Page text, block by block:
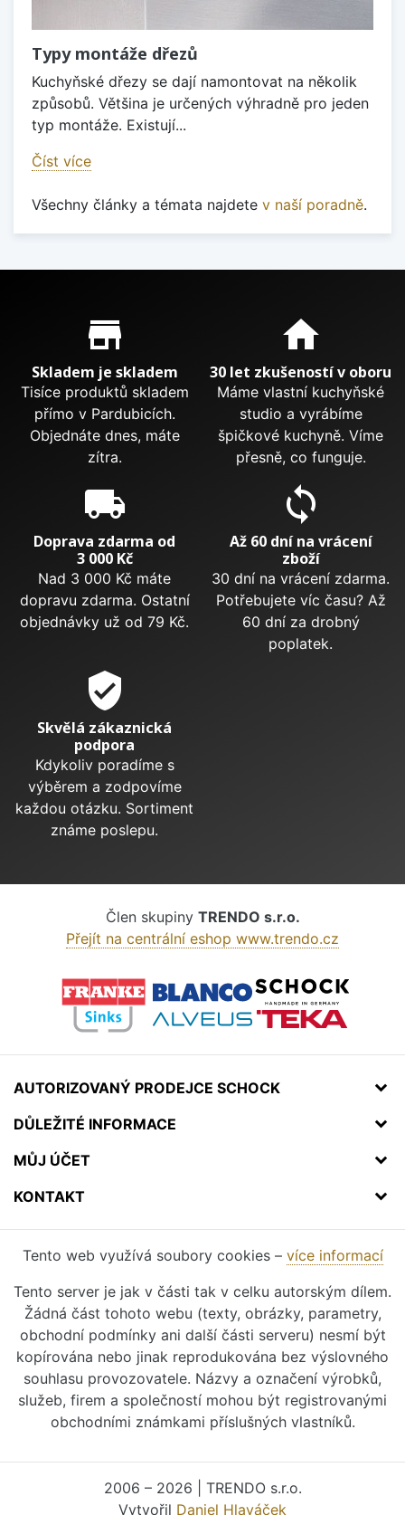
Typy montáže dřezů
Kuchyňské dřezy se dají namontovat na několik
způsobů. Většina je určených výhradně pro jeden
typ montáže. Existují...
Číst více
Všechny články a témata najdete v naší poradně.
Proč nakupovat u nás?
store_mall_directory
Skladem je skladem
Tisíce produktů skladem
přímo v Pardubicích.
Objednáte dnes, máte
zítra.
home
30 let zkušeností v oboru
Máme vlastní kuchyňské
studio a vyrábíme
špičkové kuchyně. Víme
přesně, co funguje.
local_shipping
Doprava zdarma od
3 000 Kč
Nad 3 000 Kč máte
dopravu zdarma. Ostatní
objednávky už od 79 Kč.
sync
Až 60 dní na vrácení
zboží
30 dní na vrácení zdarma.
Potřebujete víc času? Až
60 dní za drobný
poplatek.
verified_user
Skvělá zákaznická
podpora
Kdykoliv poradíme s
výběrem a zodpovíme
každou otázku. Sortiment
známe poslepu.
Člen skupiny TRENDO s.r.o.
Přejít na centrální eshop www.trendo.cz
AUTORIZOVANÝ PRODEJCE SCHOCK
DŮLEŽITÉ INFORMACE
MŮJ ÚČET
KONTAKT
Tento web využívá soubory cookies – více informací
Tento server je jak v části tak v celku autorským dílem.
Žádná část tohoto webu (texty, obrázky, parametry,
obchodní podmínky ani další části serveru) nesmí být
kopírována nebo jinak reprodukována bez výslovného
souhlasu provozovatele. Názvy a označení výrobků,
služeb, firem a společností mohou být registrovanými
obchodními známkami příslušných vlastníků.
2006 – 2026 | TRENDO s.r.o.
Vytvořil Daniel Hlaváček